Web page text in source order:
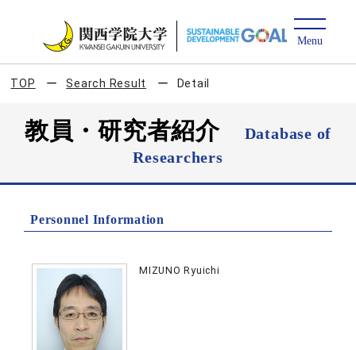
TOP Search Result Detail
教員・研究者紹介
Database of
Researchers
Personnel Information
MIZUNO Ryuichi